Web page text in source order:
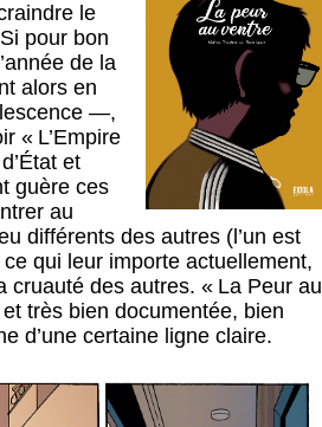
le
pour bon
de la
alors en
—,
« L’Empire
et
guère ces
au
différents des autres (l’un est
qui leur importe actuellement,
cruauté des autres. « La Peur au
très bien documentée, bien
d’une certaine ligne claire.